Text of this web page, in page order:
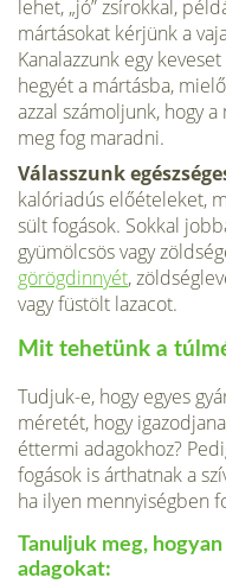
lehet, „jó” zsírokkal,
mártásokat kérjünk a
Kanalaz­zunk egy
hegyét a mártásba,
azzal számoljunk, hogy
meg fog maradni.
Válasszunk
kalóriadús előételeket,
sült fogások. Sokkal
gyümölcsös vagy
görögdinnyét,
vagy füstölt lazacot.
Mit tehetünk a
Tudjuk-e, hogy egyes
méretét, hogy
éttermi adagokhoz?
fogások is árthatnak a
ha ilyen mennyiségben
Tanuljuk meg,
adagokat: